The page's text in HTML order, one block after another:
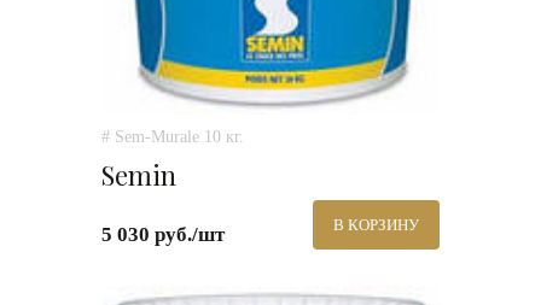
# Sem-Murale 10 кг.
Semin
5 030 руб./шт В КОРЗИНУ